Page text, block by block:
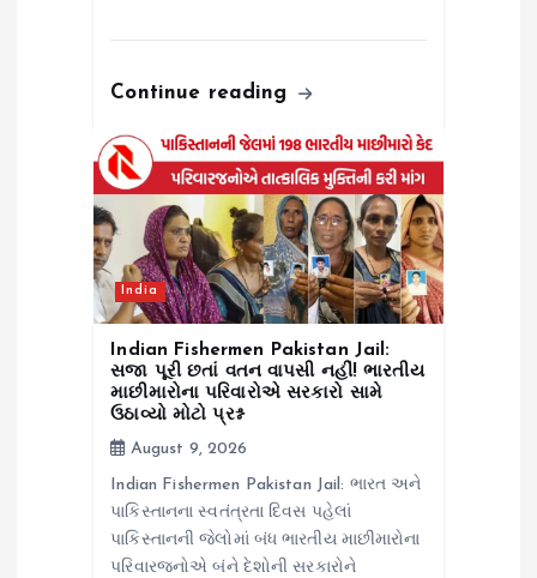
Continue reading
India
Indian Fishermen Pakistan Jail:
સજા પૂરી છતાં વતન વાપસી નહીં! ભારતીય
માછીમારોના પરિવારોએ સરકારો સામે
ઉઠાવ્યો મોટો પ્રશ્ન
August 9, 2026
Indian Fishermen Pakistan Jail: ભારત અને
પાકિસ્તાનના સ્વતંત્રતા દિવસ પહેલાં
પાકિસ્તાનની જેલોમાં બંધ ભારતીય માછીમારોના
પરિવારજનોએ બંને દેશોની સરકારોને